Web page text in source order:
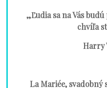
„Ľudia sa na Vás
chvíľa
Harry
La Mariée,